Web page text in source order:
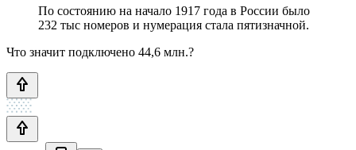
По состоянию на начало 1917 года в России было
232 тыс номеров и нумерация стала пятизначной.
Что значит подключено 44,6 млн.?